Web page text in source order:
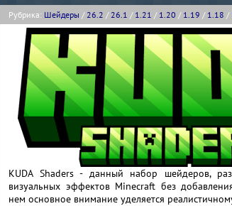
Рубрика: Шейдеры /26.2 /26.1 / 1.21 / 1.20 / 1.19 / 1.18 /
KUDA Shaders - данный набор шейдеров,
визуальных эффектов Minecraft без
нем основное внимание уделяется